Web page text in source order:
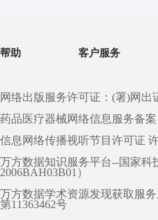
帮助 客户服务
网络出版服务许可证：(署)网出
药品医疗器械网络信息服务备
信息网络传播视听节目许可证
万方数据知识服务平台--国家科
2006BAH03B01）
万方数据学术资源发现获取服
第11363462号